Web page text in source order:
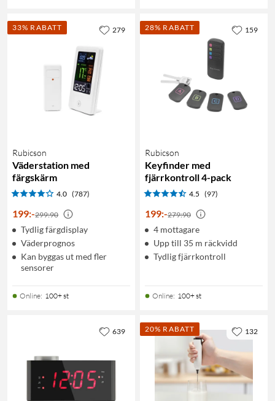
33% RABATT
Rubicson
Väderstation med
färgskärm
4.0 (787)
199:-299:90
Tydlig färgdisplay
Väderprognos
Kan byggas ut med fler
sensorer
Online: 100+ st
279 28% RABATT
Rubicson
Keyfinder med
fjärrkontroll 4-pack
4.5 (97)
199:-279:90
4 mottagare
Upp till 35 m räckvidd
Tydlig fjärrkontroll
Online: 100+ st
159
639 20% RABATT 132